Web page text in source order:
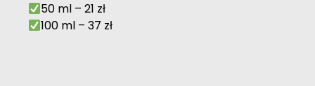
50 ml – 21 zł
100 ml – 37 zł